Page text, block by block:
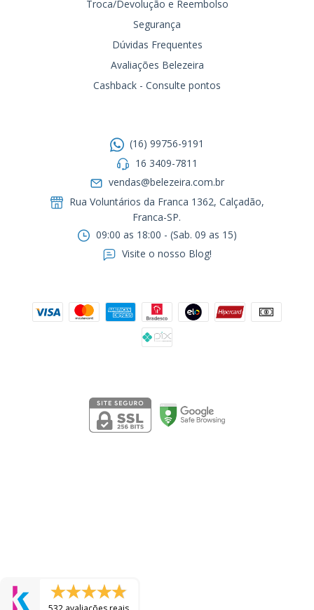
Troca/Devolução e Reembolso
Segurança
Dúvidas Frequentes
Avaliações Belezeira
Cashback - Consulte pontos
(16) 99756-9191
16 3409-7811
vendas@belezeira.com.br
Rua Voluntários da Franca 1362, Calçadão,
Franca-SP.ㅤㅤㅤㅤㅤㅤㅤㅤㅤㅤㅤ
09:00 as 18:00 - (Sab. 09 as 15)
Visite o nosso Blog!